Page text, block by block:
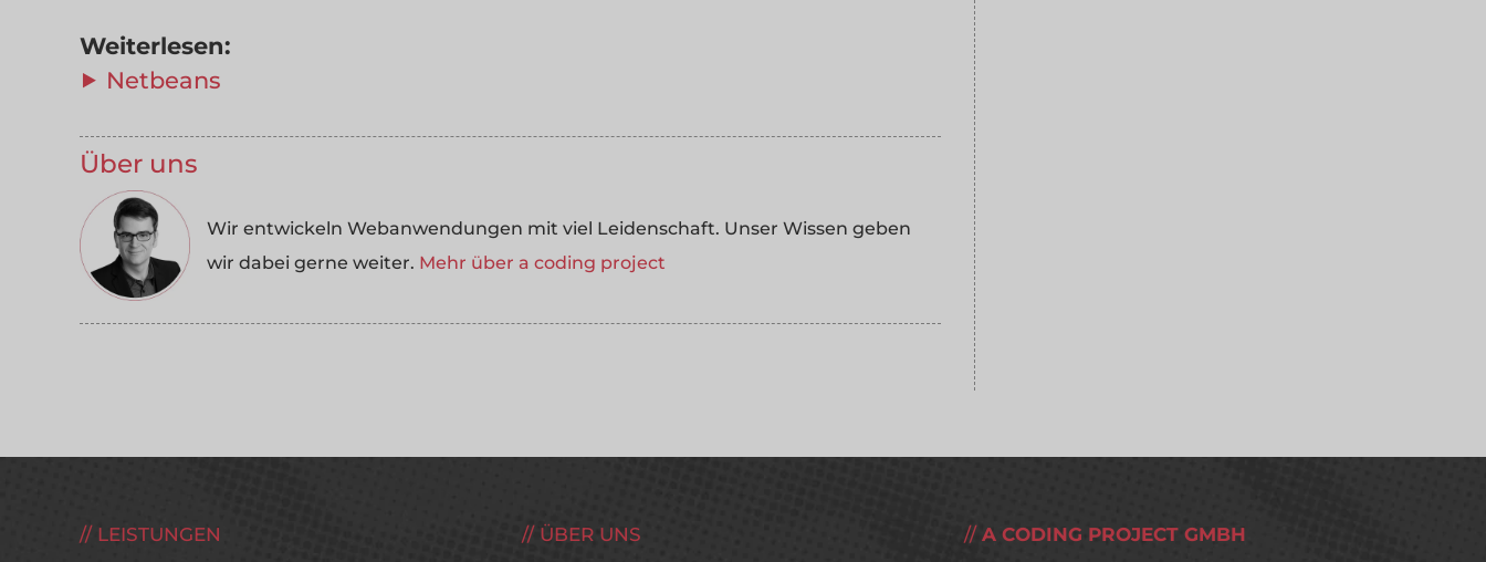
Weiterlesen:
⯈ Netbeans
Über uns
Wir entwickeln Webanwendungen mit viel Leidenschaft. Unser Wissen geben
wir dabei gerne weiter. Mehr über a coding project
LEISTUNGEN ÜBER UNS A CODING PROJECT GMBH